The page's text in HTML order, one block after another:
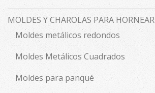
MOLDES Y CHAROLAS PARA HORNEAR
Moldes metálicos redondos
Moldes Metálicos Cuadrados
Moldes para panqué